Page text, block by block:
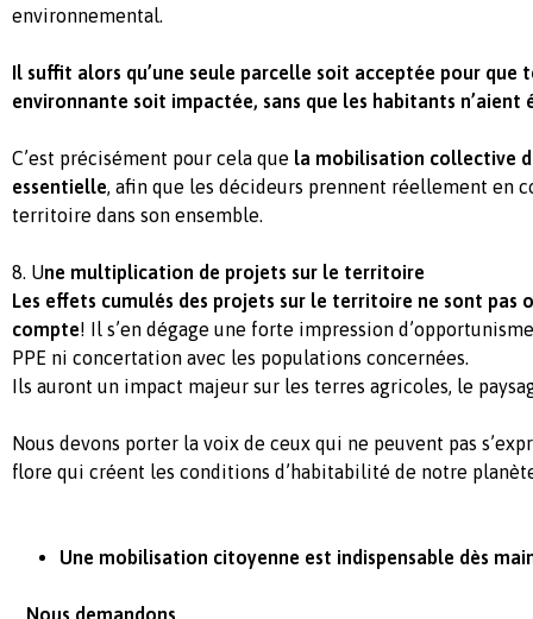
environnemental.
Il suffit alors qu’une seule parcelle soit acceptée pour que
environnante soit impactée, sans que les habitants n’aient
C’est précisément pour cela que la mobilisation collective
essentielle, afin que les décideurs prennent réellement en
territoire dans son ensemble.
8. Une multiplication de projets sur le territoire
Les effets cumulés des projets sur le territoire ne sont pas
compte! Il s’en dégage une forte impression
PPE ni concertation avec les populations concernées.
Ils auront un impact majeur sur les terres agricoles, le
Nous devons porter la voix de ceux qui ne peuvent pas
flore qui créent les conditions d’habitabilité de notre
Une mobilisation citoyenne est indispensable dès
Nous demandons